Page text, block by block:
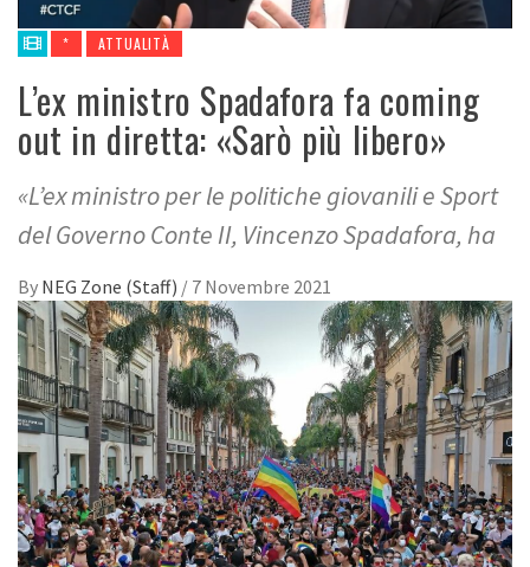
* ATTUALITÀ
L’ex ministro Spadafora fa coming
out in diretta: «Sarò più libero»
«L’ex ministro per le politiche giovanili e Sport
del Governo Conte II, Vincenzo Spadafora, ha
By NEG Zone (Staff) / 7 Novembre 2021